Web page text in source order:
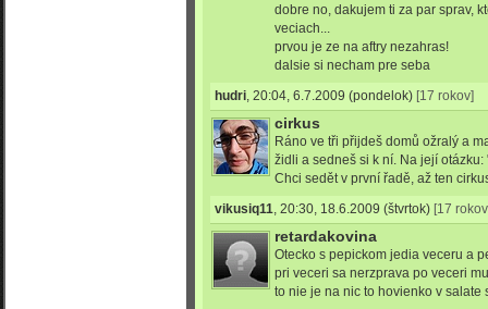
dobre no, dakujem ti za par sprav,
veciach...
prvou je ze na aftry nezahras!
dalsie si necham pre seba
hudri, 20:04, 6.7.2009 (pondelok) [17 rokov]
cirkus
Ráno ve tři přijdeš domů ožralý a
židli a sedneš si k ní. Na její
Chci sedět v první řadě, až ten
vikusiq11, 20:30, 18.6.2009 (štvrtok) [17
retardakovina
Otecko s pepickom jedia veceru a
pri veceri sa nerzprava po veceri
to nie je na nic to hovienko v salate